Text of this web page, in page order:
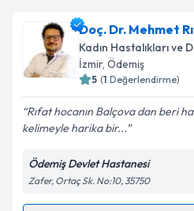
Doç. Dr. Aşkın Doğaniçin
oluşturun. Size bu uzmandan
takvim hazırlandığında e-
Kişisel verilerimin
Metni'ni okudum ve
kapsamda işlenmesini
Doç. Dr. Mehmet
Kadın Hastalıkları ve
İzmir, Ödemiş
5 (1 Değerlendirme)
Rıfat hocanın Balçova dan beri
kelimeyle harika bir...
Ödemiş Devlet Hastanesi
Zafer, Ortaç Sk. No:10, 35750